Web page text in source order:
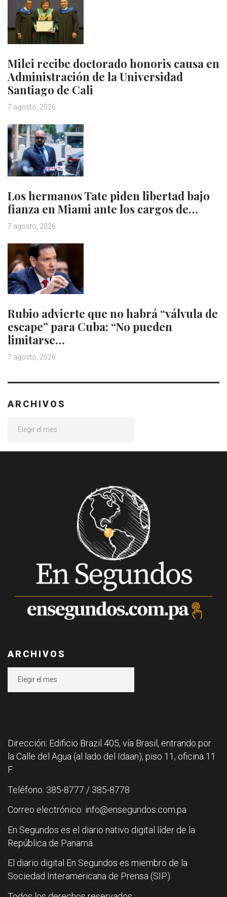
Milei recibe doctorado honoris causa en
Administración de la Universidad
Santiago de Cali
7 agosto, 2026
Los hermanos Tate piden libertad bajo
fianza en Miami ante los cargos de…
7 agosto, 2026
Rubio advierte que no habrá “válvula de
escape” para Cuba: “No pueden
limitarse…
7 agosto, 2026
ARCHIVOS
ARCHIVOS
Dirección: Edificio Brazil 405, vía Brasil, entrando por
la Calle del Agua (al lado del Idaan), piso 11, oficina 11
F.
Teléfono: 385-8777 / 385-8778
Correo electrónico: info@ensegundos.com.pa
En Segundos es el diario nativo digital líder de la
República de Panamá.
El diario digital En Segundos es miembro de la
Sociedad Interamericana de Prensa (SIP).